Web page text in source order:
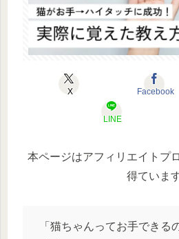
X Facebook
LINE
本ページはアフィリエイトプ
得ていま
「猫ちゃんってお手できる